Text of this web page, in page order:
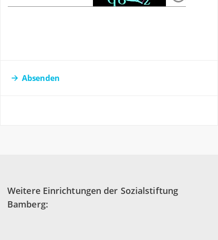
Absenden
Weitere Einrichtungen der Sozialstiftung
Bamberg: